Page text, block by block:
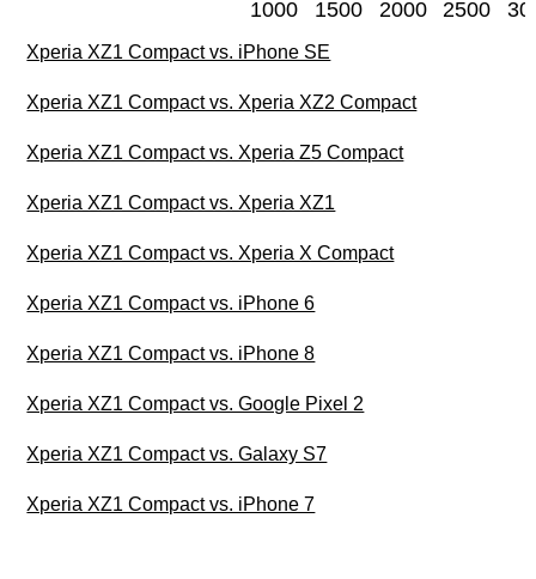
1000 1500 2000 2500
Xperia XZ1 Compact vs. iPhone SE
Xperia XZ1 Compact vs. Xperia XZ2 Compact
Xperia XZ1 Compact vs. Xperia Z5 Compact
Xperia XZ1 Compact vs. Xperia XZ1
Xperia XZ1 Compact vs. Xperia X Compact
Xperia XZ1 Compact vs. iPhone 6
Xperia XZ1 Compact vs. iPhone 8
Xperia XZ1 Compact vs. Google Pixel 2
Xperia XZ1 Compact vs. Galaxy S7
Xperia XZ1 Compact vs. iPhone 7